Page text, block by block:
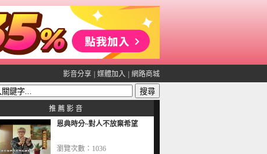
影音分享 媒體加入 網路商城
推 薦 影 音
恩典時分~對人不放棄希望
瀏覽次數：1036